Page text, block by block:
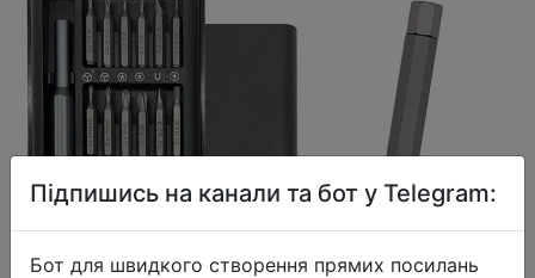
Підпишись на канали та бот у Telegram:
Бот для швидкого створення прямих посилань